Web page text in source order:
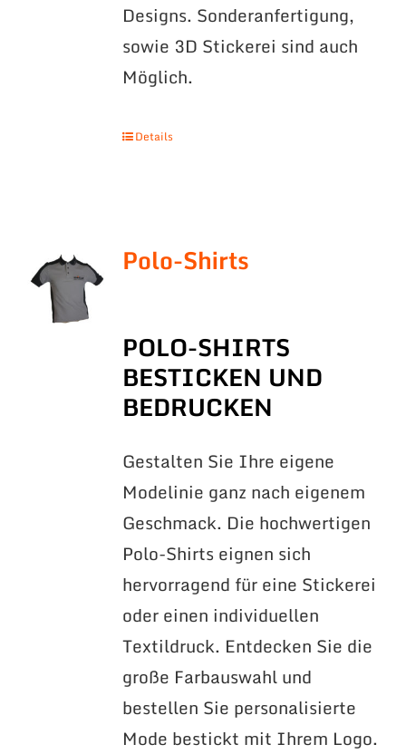
Designs. Sonderanfertigung,
sowie 3D Stickerei sind auch
Möglich.
Details
Polo-Shirts
POLO-SHIRTS
BESTICKEN UND
BEDRUCKEN
Gestalten Sie Ihre eigene
Modelinie ganz nach eigenem
Geschmack. Die hochwertigen
Polo-Shirts eignen sich
hervorragend für eine Stickerei
oder einen individuellen
Textildruck. Entdecken Sie die
große Farbauswahl und
bestellen Sie personalisierte
Mode bestickt mit Ihrem Logo.